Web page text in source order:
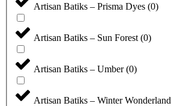
Artisan Batiks – Prisma Dyes (0)
Artisan Batiks – Sun Forest (0)
Artisan Batiks – Umber (0)
Artisan Batiks – Winter Wonderland